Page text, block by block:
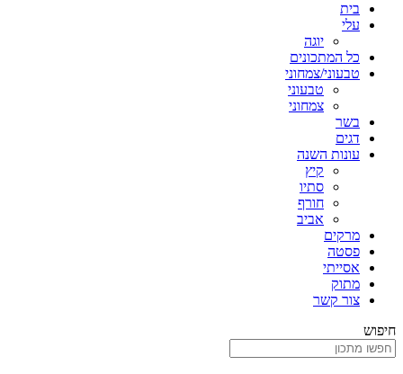
בית
עלי
יוגה
כל המתכונים
טבעוני/צמחוני
טבעוני
צמחוני
בשר
דגים
עונות השנה
קיץ
סתיו
חורף
אביב
מרקים
פסטה
אסייתי
מתוק
צור קשר
חיפוש